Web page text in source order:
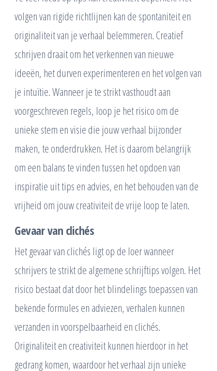
volgen van rigide richtlijnen kan de spontaniteit en
originaliteit van je verhaal belemmeren. Creatief
schrijven draait om het verkennen van nieuwe
ideeën, het durven experimenteren en het volgen van
je intuïtie. Wanneer je te strikt vasthoudt aan
voorgeschreven regels, loop je het risico om de
unieke stem en visie die jouw verhaal bijzonder
maken, te onderdrukken. Het is daarom belangrijk
om een balans te vinden tussen het opdoen van
inspiratie uit tips en advies, en het behouden van de
vrijheid om jouw creativiteit de vrije loop te laten.
Gevaar van clichés
Het gevaar van clichés ligt op de loer wanneer
schrijvers te strikt de algemene schrijftips volgen. Het
risico bestaat dat door het blindelings toepassen van
bekende formules en adviezen, verhalen kunnen
verzanden in voorspelbaarheid en clichés.
Originaliteit en creativiteit kunnen hierdoor in het
gedrang komen, waardoor het verhaal zijn unieke